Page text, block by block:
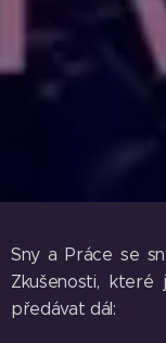
Sny a Práce se
Zkušenosti,
předávat dál: